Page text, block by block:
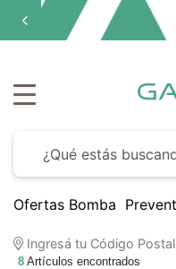
Ofertas Bomba
Ingresá tu Código Postal
8 Artículos encontrados